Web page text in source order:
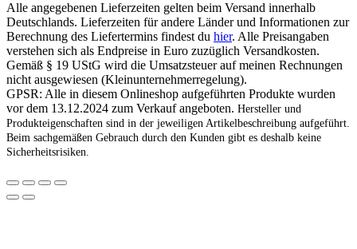
Alle angegebenen Lieferzeiten gelten beim Versand innerhalb
Deutschlands. Lieferzeiten für andere Länder und Informationen zur
Berechnung des Liefertermins findest du hier. Alle Preisangaben
verstehen sich als Endpreise in Euro zuzüglich Versandkosten.
Gemäß § 19 UStG wird die Umsatzsteuer auf meinen Rechnungen
nicht ausgewiesen (Kleinunternehmerregelung).
GPSR: Alle in diesem Onlineshop aufgeführten Produkte wurden
vor dem 13.12.2024 zum Verkauf angeboten. Hersteller und
Produkteigenschaften sind in der jeweiligen Artikelbeschreibung aufgeführt.
Beim sachgemäßen Gebrauch durch den Kunden gibt es deshalb keine
Sicherheitsrisiken.